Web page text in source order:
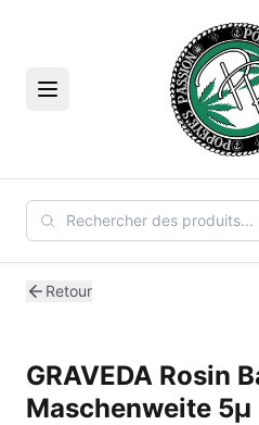
Menu
Retour
GRAVEDA Rosin
Maschenweite 5µ